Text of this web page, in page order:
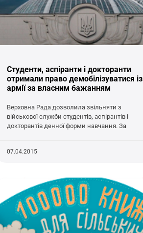
Студенти, аспіранти і докторанти
отримали право демобілізуватися із
армії за власним бажанням
Верховна Рада дозволила звільняти з
військової служби студентів, аспірантів і
докторантів денної форми навчання. За
07.04.2015